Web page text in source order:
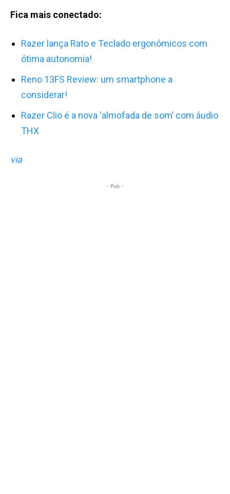
Fica mais conectado:
Razer lança Rato e Teclado ergonómicos com
ótima autonomia!
Reno 13FS Review: um smartphone a
considerar!
Razer Clio é a nova ‘almofada de som’ com áudio
THX
via
- Pub -